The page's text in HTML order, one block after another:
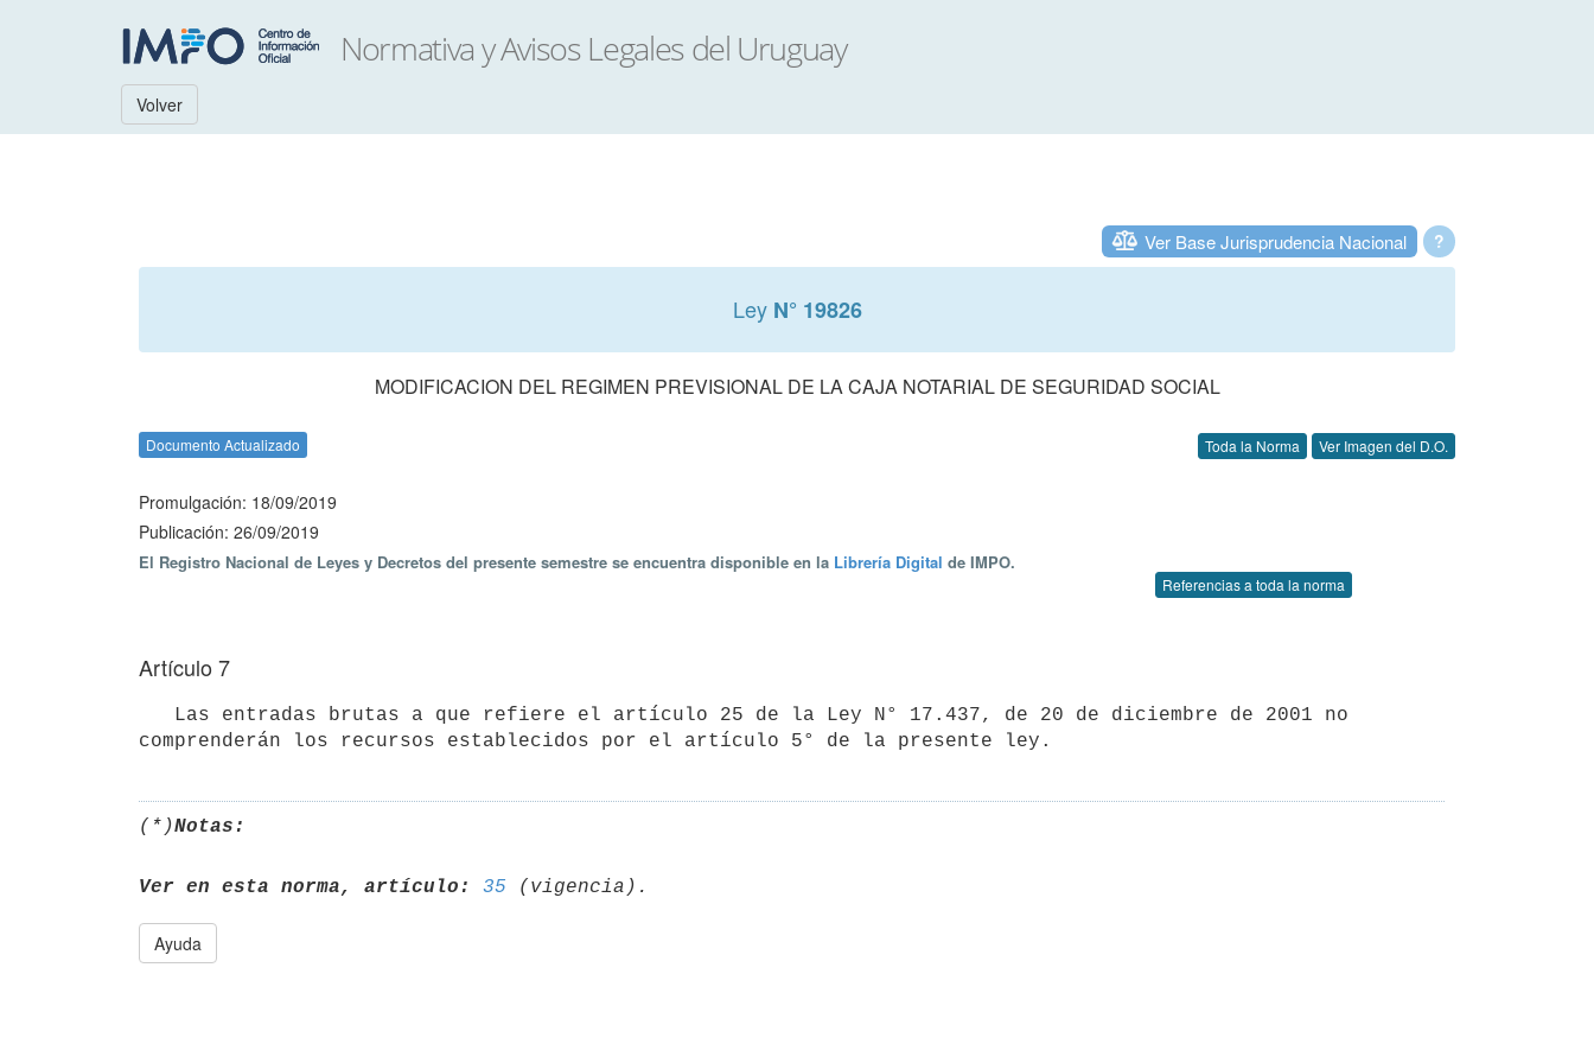
Volver
?
Ver Base Jurisprudencia Nacional
Ley N° 19826
MODIFICACION DEL REGIMEN PREVISIONAL DE LA CAJA NOTARIAL DE SEGURIDAD SOCIAL
Documento Actualizado Toda la Norma Ver Imagen del D.O.
Promulgación: 18/09/2019
Publicación: 26/09/2019
El Registro Nacional de Leyes y Decretos del presente semestre se encuentra disponible en la Librería Digital de IMPO.
Referencias a toda la norma
Artículo 7
(*)Notas:
Ver en esta norma, artículo: 35
Ayuda